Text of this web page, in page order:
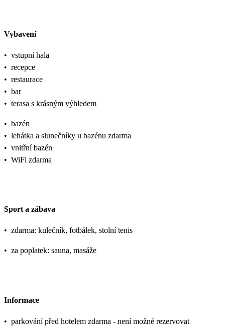
Vybavení
• vstupní hala
• recepce
• restaurace
• bar
• terasa s krásným výhledem
• bazén
• lehátka a slunečníky u bazénu zdarma
• vnitřní bazén
• WiFi zdarma
Sport a zábava
• zdarma: kulečník, fotbálek, stolní tenis
• za poplatek: sauna, masáže
Informace
• parkování před hotelem zdarma - není možné rezervovat